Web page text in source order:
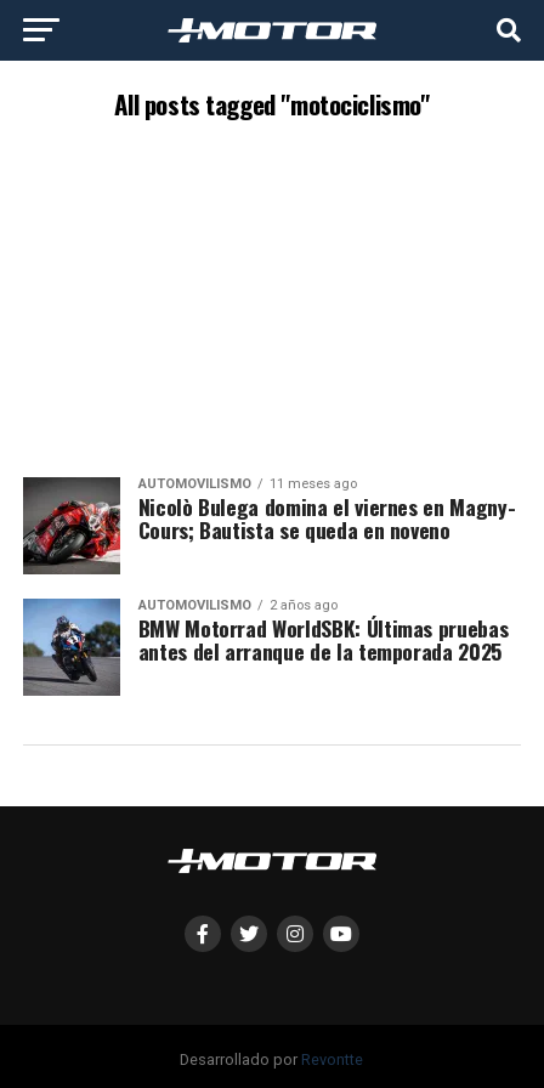
All posts tagged "motociclismo"
AUTOMOVILISMO 11 meses ago
Nicolò Bulega domina el viernes en Magny-
Cours; Bautista se queda en noveno
AUTOMOVILISMO 2 años ago
BMW Motorrad WorldSBK: Últimas pruebas
antes del arranque de la temporada 2025
Desarrollado por Revontte